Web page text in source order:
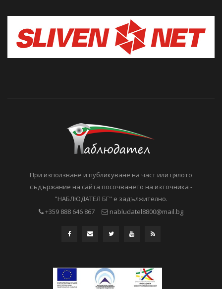
При използване и публикуване на част или цялото
съдържание на сайта посочването на източника -
"НАБЛЮДАТЕЛ БГ" е задължително.
+359 888 646 867
nabludatel8800@mail.bg